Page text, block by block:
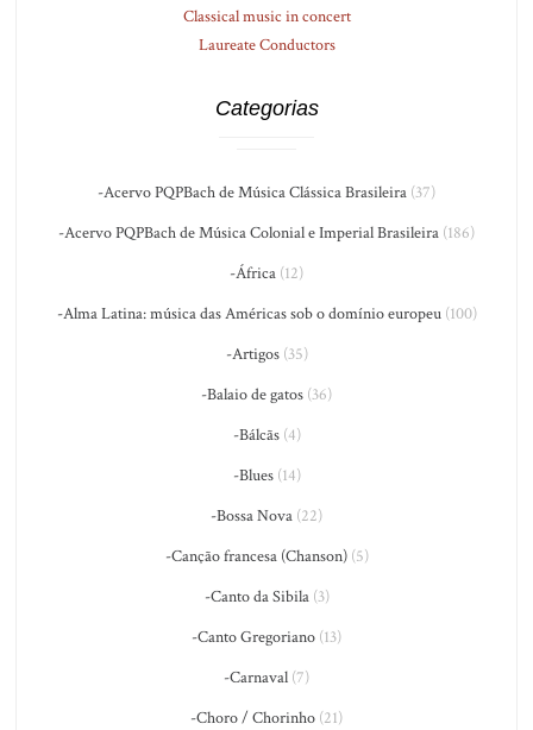
Classical music in concert
Laureate Conductors
Categorias
-Acervo PQPBach de Música Clássica Brasileira (37)
-Acervo PQPBach de Música Colonial e Imperial Brasileira (186)
-África (12)
-Alma Latina: música das Américas sob o domínio europeu(100)
-Artigos(35)
-Balaio de gatos (36)
-Bálcãs(4)
-Blues(14)
-Bossa Nova (22)
-Canção francesa (Chanson)(5)
-Canto da Sibila(3)
-Canto Gregoriano (13)
-Carnaval (7)
-Choro / Chorinho (21)